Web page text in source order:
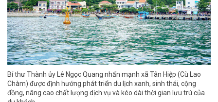
Bí thư Thành ủy Lê Ngọc Quang nhấn mạnh xã Tân Hiệp (Cù Lao
Chàm) được định hướng phát triển du lịch xanh, sinh thái, cộng
đồng, nâng cao chất lượng dịch vụ và kéo dài thời gian lưu trú của